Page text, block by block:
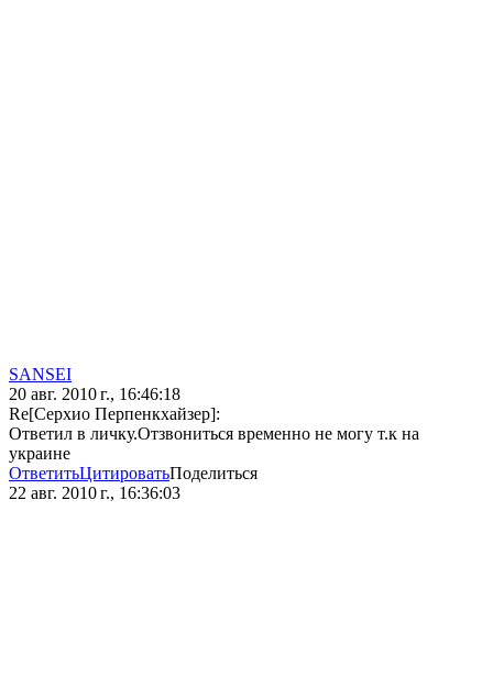
SANSEI
20 авг. 2010 г., 16:46:18
Re[Серхио Перпенкхайзер]:
Ответил в личку.Отзвониться временно не могу т.к на
украине
ОтветитьЦитироватьПоделиться
22 авг. 2010 г., 16:36:03